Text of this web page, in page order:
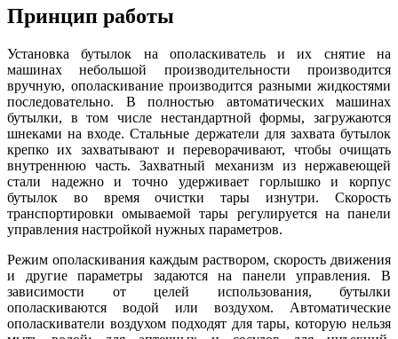
Принцип работы
Установка бутылок на ополаскиватель и их снятие на
машинах небольшой производительности производится
вручную, ополаскивание производится разными жидкостями
последовательно. В полностью автоматических машинах
бутылки, в том числе нестандартной формы, загружаются
шнеками на входе. Стальные держатели для захвата бутылок
крепко их захватывают и переворачивают, чтобы очищать
внутреннюю часть. Захватный механизм из нержавеющей
стали надежно и точно удерживает горлышко и корпус
бутылок во время очистки тары изнутри. Скорость
транспортировки омываемой тары регулируется на панели
управления настройкой нужных параметров.
Режим ополаскивания каждым раствором, скорость движения
и другие параметры задаются на панели управления. В
зависимости от целей использования, бутылки
ополаскиваются водой или воздухом. Автоматические
ополаскиватели воздухом подходят для тары, которую нельзя